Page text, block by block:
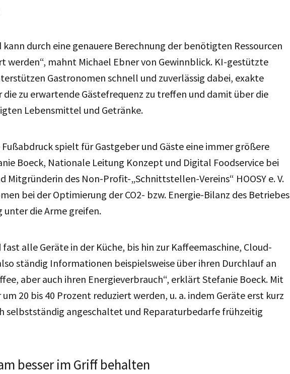
kann durch eine genauere Berechnung der benötigten Ressourcen
werden“, mahnt Michael Ebner von Gewinnblick. KI-gestützte
Gastronomen schnell und zuverlässig dabei, exakte
die zu erwartende Gästefrequenz zu treffen und damit über die
Lebensmittel und Getränke.
spielt für Gastgeber und Gäste eine immer größere
Boeck, Nationale Leitung Konzept und Digital Foodservice bei
Mitgründerin des Non-Profit-„Schnittstellen-Vereins“ HOOSY e. V.
bei der Optimierung der CO2- bzw. Energie-Bilanz des Betriebes
unter die Arme greifen.
alle Geräte in der Küche, bis hin zur Kaffeemaschine, Cloud-
ständig Informationen beispielsweise über ihren Durchlauf an
aber auch ihren Energieverbrauch“, erklärt Stefanie Boeck. Mit
20 bis 40 Prozent reduziert werden, u. a. indem Geräte erst kurz
selbstständig angeschaltet und Reparaturbedarfe frühzeitig
besser im Griff behalten